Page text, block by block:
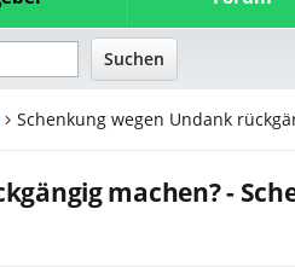
Schenkung wegen Undank
machen? -